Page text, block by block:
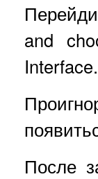
and
Interface.
После